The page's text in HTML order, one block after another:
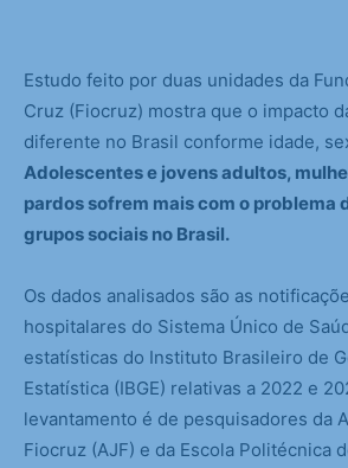
Estudo feito por duas unidades da
Cruz (Fiocruz) mostra que o impacto
diferente no Brasil conforme idade,
Adolescentes e jovens adultos,
pardos sofrem mais com o problema
grupos sociais no Brasil.
Os dados analisados são as
hospitalares do Sistema Único de
estatísticas do Instituto Brasileiro de
Estatística (IBGE) relativas a 2022 e
levantamento é de pesquisadores da
Fiocruz (AJF) e da Escola Politécnica